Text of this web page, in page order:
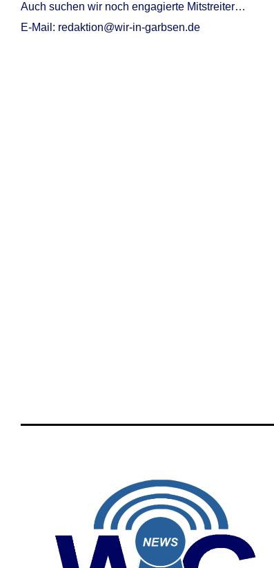
Auch suchen wir noch engagierte Mitstreiter…
E-Mail: redaktion@wir-in-garbsen.de